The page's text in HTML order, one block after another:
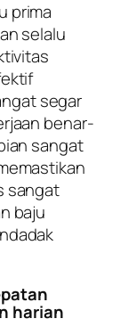
prima
selalu
segar
benar-
sangat
sangat
baju
harian